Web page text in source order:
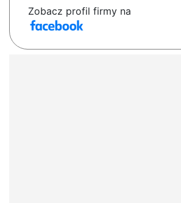
Zobacz profil firmy na